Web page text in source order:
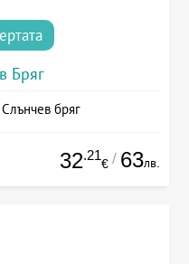
Бряг
бряг
32.21
€ / 63лв.